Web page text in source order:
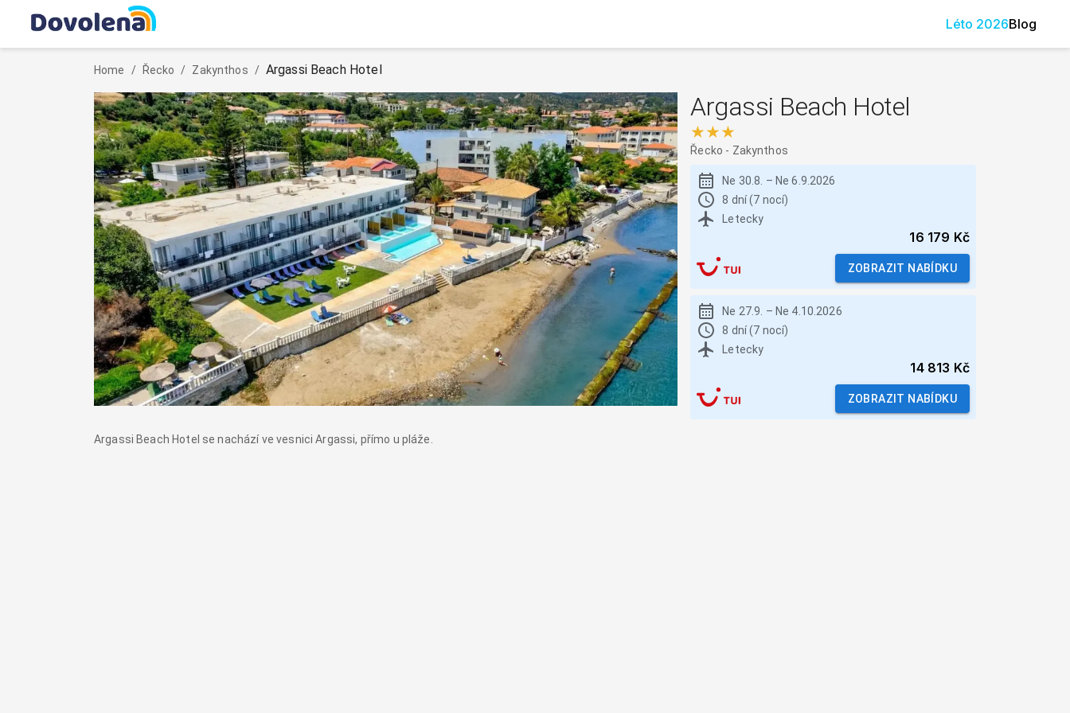
Léto 2026Blog
Home / Řecko / Zakynthos / Argassi Beach Hotel
Argassi Beach Hotel se nachází ve vesnici Argassi, přímo u pláže.
Argassi Beach Hotel
★★★
Řecko - Zakynthos
Ne 30.8. – Ne 6.9.2026
8 dní (7 nocí)
Letecky
16 179 Kč
ZOBRAZIT NABÍDKU
Ne 27.9. – Ne 4.10.2026
8 dní (7 nocí)
Letecky
14 813 Kč
ZOBRAZIT NABÍDKU